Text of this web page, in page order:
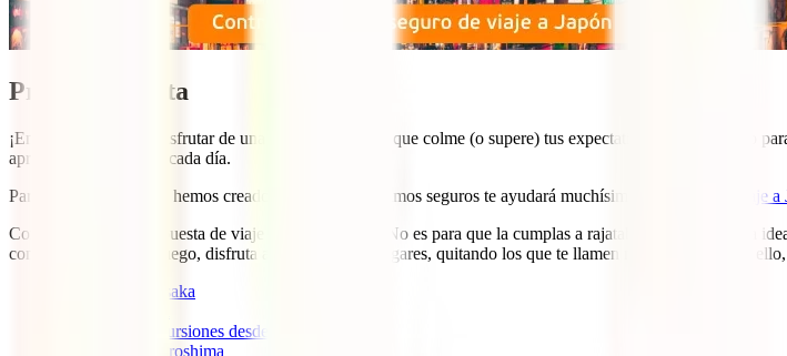
Prepara tu ruta
¡Empolla! Si quieres disfrutar de una visita inolvidable que colme (o supere) tus expectativas, es un consejo
aprovechar al máximo cada día.
Para ayudarte con ello, hemos creado esta ruta que estamos seguros te ayudará muchísimo:
Itinerario de viaje a
Como ves, es una propuesta de viaje de dos semanas. No es para que la cumplas a rajatabla, ¡para nada! La
conectarlos entre sí. Luego, disfruta añadiendo otros lugares, quitando los que te llamen menos, etc… Para
Qué hacer en Osaka
Las mejores excursiones desde Tokio
Qué hacer en Hiroshima